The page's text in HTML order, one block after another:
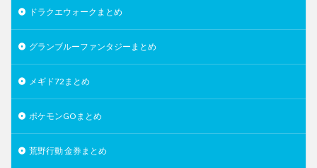
ドラクエウォークまとめ
グランブルーファンタジーまとめ
メギド72まとめ
ポケモンGOまとめ
荒野行動 金券まとめ